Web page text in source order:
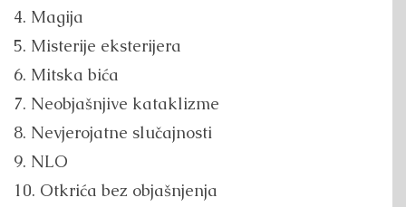
4. Magija
5. Misterije eksterijera
6. Mitska bića
7. Neobjašnjive kataklizme
8. Nevjerojatne slučajnosti
9. NLO
10. Otkrića bez objašnjenja